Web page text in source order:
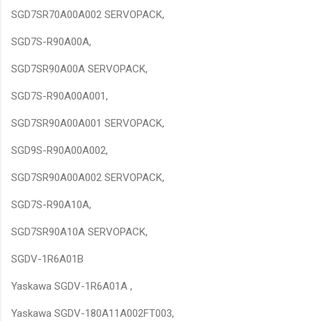
SGD7SR70A00A002 SERVOPACK,
SGD7S-R90A00A,
SGD7SR90A00A SERVOPACK,
SGD7S-R90A00A001,
SGD7SR90A00A001 SERVOPACK,
SGD9S-R90A00A002,
SGD7SR90A00A002 SERVOPACK,
SGD7S-R90A10A,
SGD7SR90A10A SERVOPACK,
SGDV-1R6A01B
Yaskawa SGDV-1R6A01A ,
Yaskawa SGDV-180A11A002FT003,